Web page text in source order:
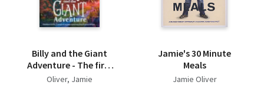
Billy and the Giant
Adventure - The first
children's book from
Oliver, Jamie
Jamie's 30 Minute
Meals
Jamie Oliver